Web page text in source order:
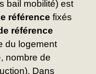
bail mobilité) est
référence fixés
référence
du logement
nombre de
Dans